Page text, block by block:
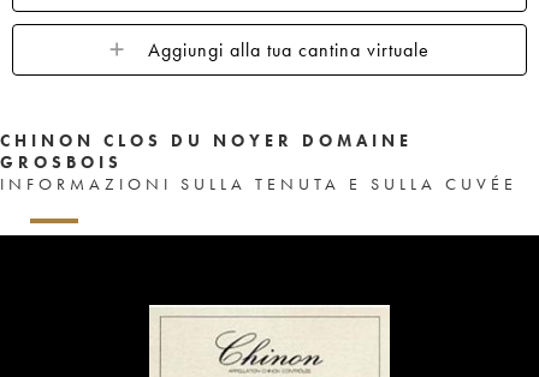
Aggiungi alla tua cantina virtuale
CHINON CLOS DU NOYER DOMAINE
GROSBOIS
INFORMAZIONI SULLA TENUTA E SULLA CUVÉE